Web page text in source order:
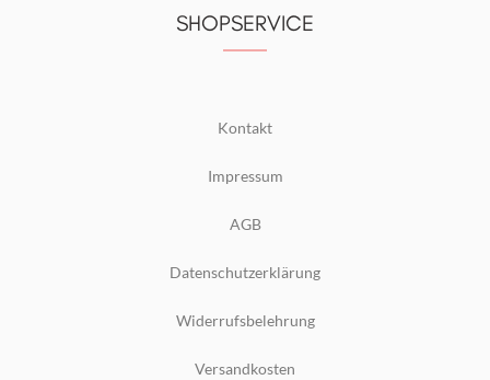
SHOPSERVICE
Kontakt
Impressum
AGB
Datenschutzerklärung
Widerrufsbelehrung
Versandkosten